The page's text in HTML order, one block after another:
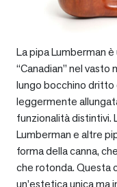
La pipa Lumberman
“Canadian” nel
lungo bocchino dritto
leggermente
funzionalità distintivi.
Lumberman e altre
forma della canna,
che rotonda. Questa
un’estetica unica ma